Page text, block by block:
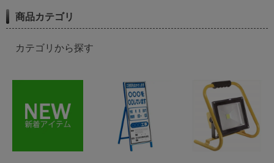
商品カテゴリ
カテゴリから探す